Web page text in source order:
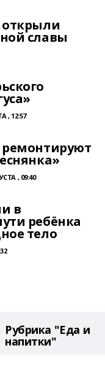
открыли
славы
, 12:57
, 09:40
в
ребёнка
тело
Рубрика "Еда и
напитки"